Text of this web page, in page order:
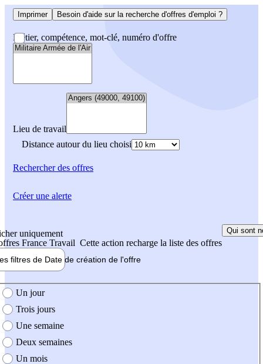
Imprimer Besoin d'aide sur la recherche d'offres d'emploi ?
Métier, compétence, mot-clé, numéro d'offre
Lieu de travail
Distance autour du lieu choisi
Rechercherdes offres
uniquement
France Travail Cette action recharge la liste des offres
Qui sont
filtres de Date de création de l'offre
création de l'offre
Un jour
Trois jours
Une semaine
Deux semaines
Un mois
Créer une alerte